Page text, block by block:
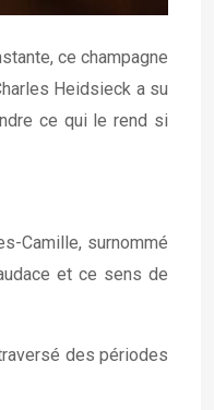
ce champagne
Heidsieck a su
ce qui le rend si
Camille, surnommé
et ce sens de
des périodes